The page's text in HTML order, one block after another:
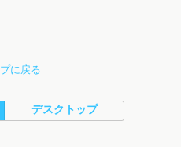
に戻る
デスクトップ